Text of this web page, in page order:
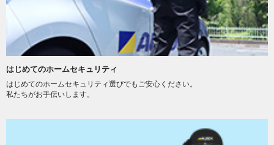
はじめてのホームセキュリティ
はじめてのホームセキュリティ選びでもご安心ください。
私たちがお手伝いします。